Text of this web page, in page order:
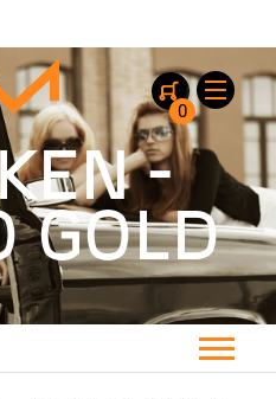
0
-
GOLD